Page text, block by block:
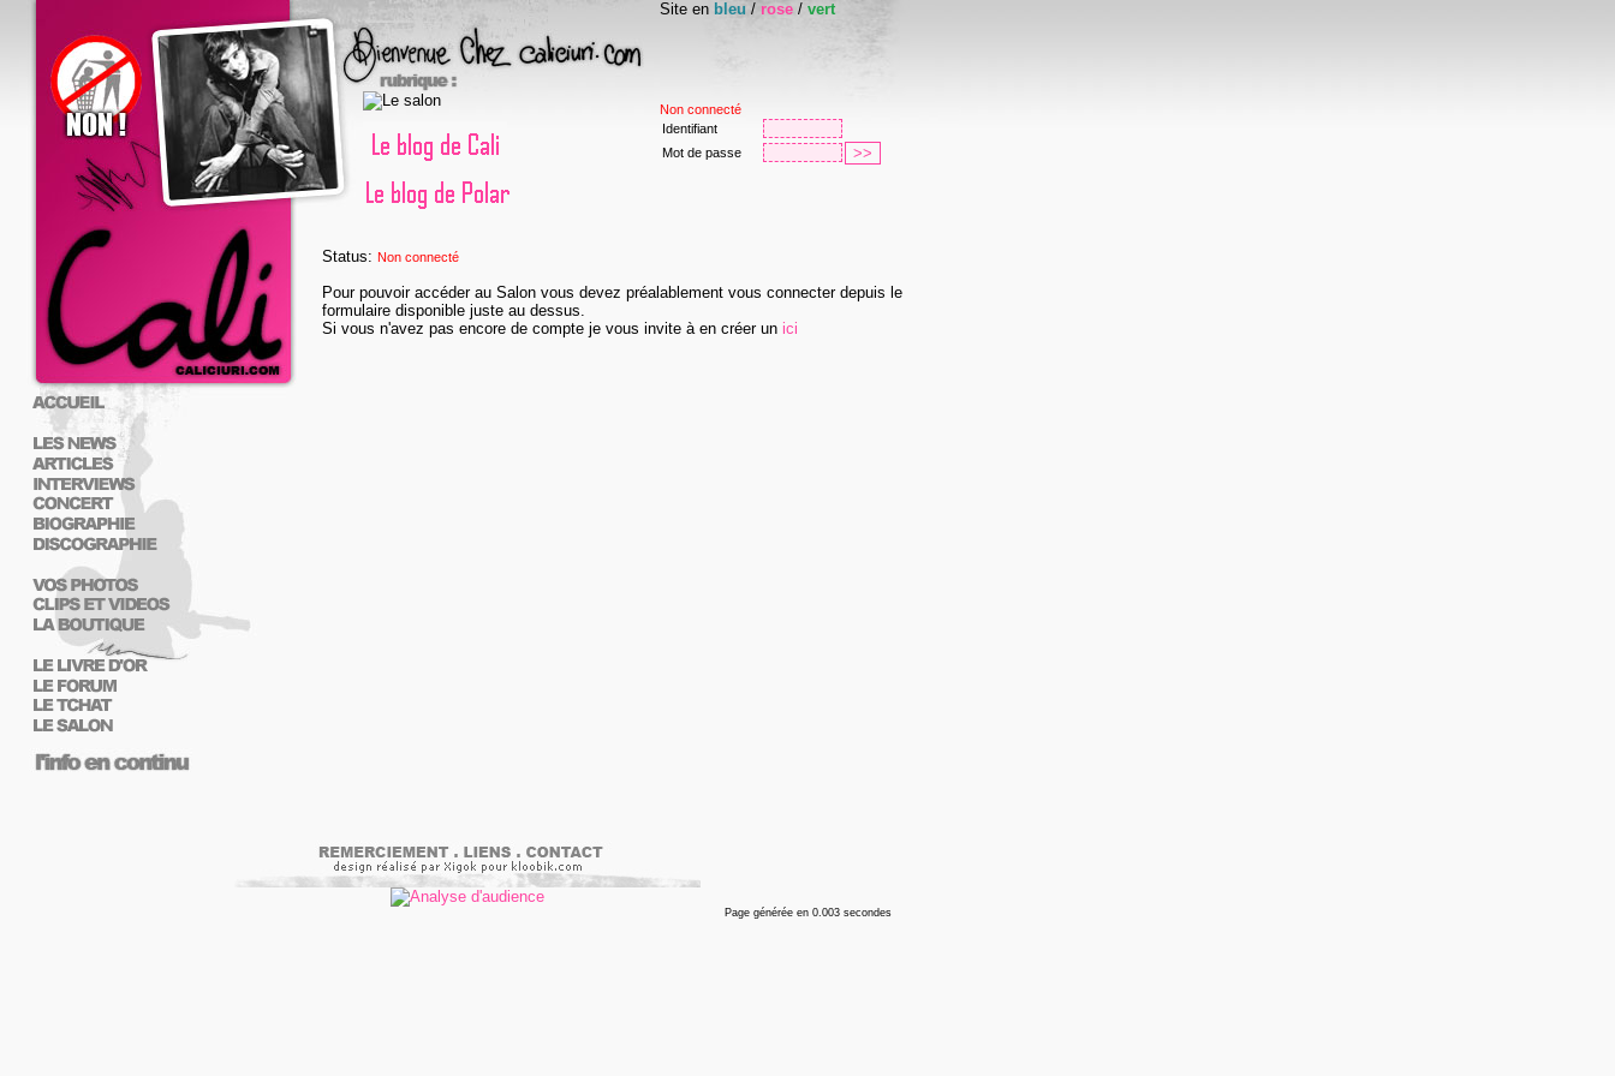
Site en bleu / rose / vert
Non connecté
Identifiant
Mot de passe
Status: Non connecté
Pour pouvoir accéder au Salon vous devez préalablement vous connecter depuis le
formulaire disponible juste au dessus.
Si vous n'avez pas encore de compte je vous invite à en créer un ici
Page générée en 0.003 secondes